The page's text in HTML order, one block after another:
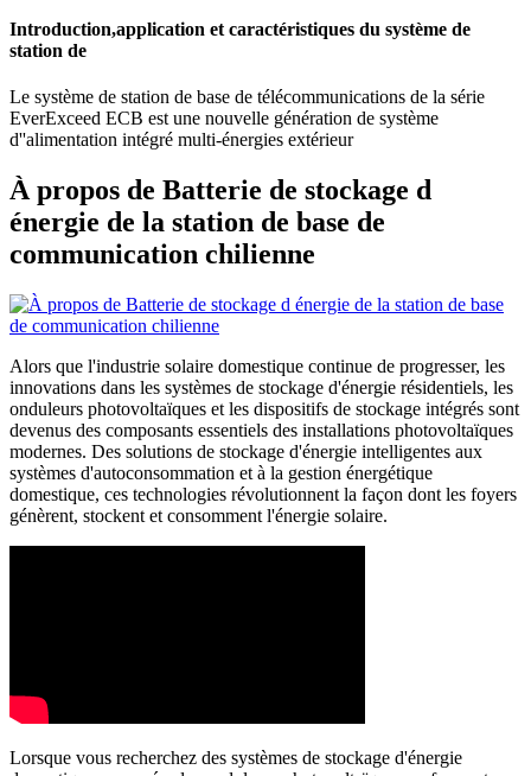
Introduction,application et caractéristiques du système de
station de
Le système de station de base de télécommunications de la série
EverExceed ECB est une nouvelle génération de système
d''alimentation intégré multi-énergies extérieur
À propos de Batterie de stockage d
énergie de la station de base de
communication chilienne
Alors que l'industrie solaire domestique continue de progresser, les
innovations dans les systèmes de stockage d'énergie résidentiels, les
onduleurs photovoltaïques et les dispositifs de stockage intégrés sont
devenus des composants essentiels des installations photovoltaïques
modernes. Des solutions de stockage d'énergie intelligentes aux
systèmes d'autoconsommation et à la gestion énergétique
domestique, ces technologies révolutionnent la façon dont les foyers
génèrent, stockent et consomment l'énergie solaire.
Lorsque vous recherchez des systèmes de stockage d'énergie